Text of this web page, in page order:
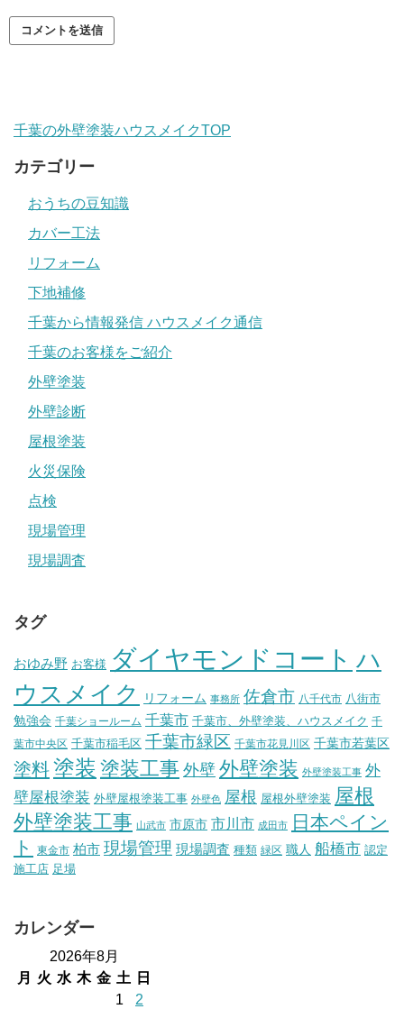
千葉の外壁塗装ハウスメイクTOP
カテゴリー
おうちの豆知識
カバー工法
リフォーム
下地補修
千葉から情報発信 ハウスメイク通信
千葉のお客様をご紹介
外壁塗装
外壁診断
屋根塗装
火災保険
点検
現場管理
現場調査
タグ
おゆみ野 お客様 ダイヤモンドコート ハ
ウスメイク
リフォーム 事務所 佐倉市 八千代市 八街市
勉強会 千葉ショールーム 千葉市 千葉市、外壁塗装、ハウスメイク 千
葉市中央区 千葉市稲毛区 千葉市緑区 千葉市花見川区 千葉市若葉区
塗料塗装 塗装工事 外壁 外壁塗装 外壁塗装工事 外
壁屋根塗装 外壁屋根塗装工事 外壁色 屋根 屋根外壁塗装 屋根
外壁塗装工事 山武市 市原市 市川市 成田市
日本ペイン
ト
東金市 柏市 現場管理 現場調査 種類 緑区 職人 船橋市 認定
施工店 足場
カレンダー
2026年8月
月
火 水 木 金 土
日
1
2